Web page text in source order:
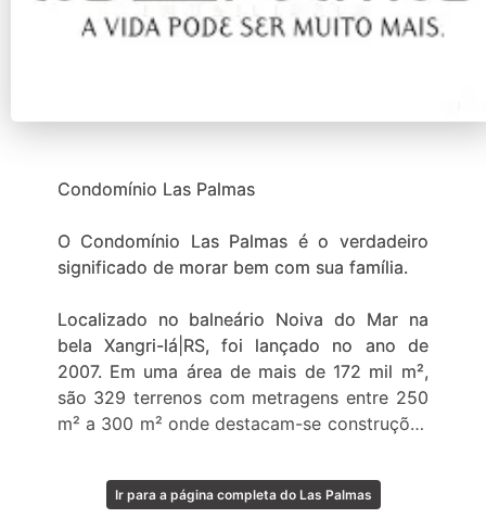
Condomínio Las Palmas
O Condomínio Las Palmas é o verdadeiro
significado de morar bem com sua família.
Localizado no balneário Noiva do Mar na
bela Xangri-lá|RS, foi lançado no ano de
2007. Em uma área de mais de 172 mil m²,
são 329 terrenos com metragens entre 250
m² a 300 m² onde destacam-se construções
O Las Palmas vai suprir as suas
Ir para a página completa do Las Palmas